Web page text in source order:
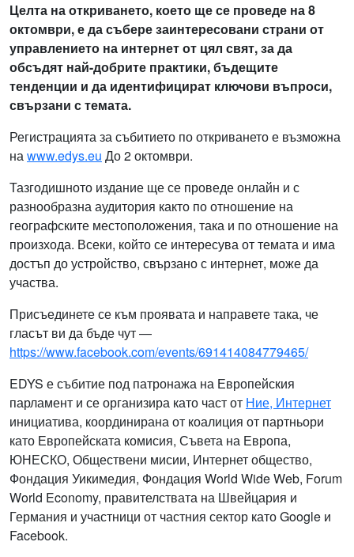
Целта на откриването, което ще се проведе на 8
октомври, е да събере заинтересовани страни от
управлението на интернет от цял свят, за да
обсъдят най-добрите практики, бъдещите
тенденции и да идентифицират ключови въпроси,
свързани с темата.
Регистрацията за събитието по откриването е възможна
наwww.edys.eu До 2 октомври.
Тазгодишното издание ще се проведе онлайн и с
разнообразна аудитория както по отношение на
географските местоположения, така и по отношение на
произхода. Всеки, който се интересува от темата и има
достъп до устройство, свързано с интернет, може да
участва.
Присъединете се към проявата и направете така, че
гласът ви да бъде чут —
https://www.facebook.com/events/691414084779465/
EDYS е събитие под патронажа на Европейския
парламент и се организира като част от Ние, Интернет
инициатива, координирана от коалиция от партньори
като Европейската комисия, Съвета на Европа,
ЮНЕСКО, Обществени мисии, Интернет общество,
Фондация Уикимедия, Фондация World Wide Web, Forum
World Economy, правителствата на Швейцария и
Германия и участници от частния сектор като Google и
Facebook.